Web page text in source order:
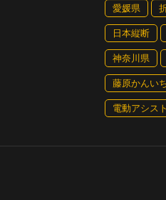
愛媛県
日本縦断
神奈川県
藤原かんい
電動アシス